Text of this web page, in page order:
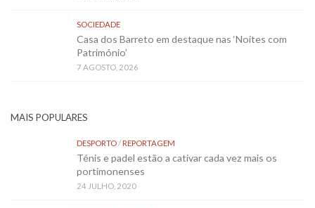
SOCIEDADE
Casa dos Barreto em destaque nas ‘Noites com
Património’
7 AGOSTO, 2026
MAIS POPULARES
DESPORTO/REPORTAGEM
Ténis e padel estão a cativar cada vez mais os
portimonenses
24 JULHO, 2020